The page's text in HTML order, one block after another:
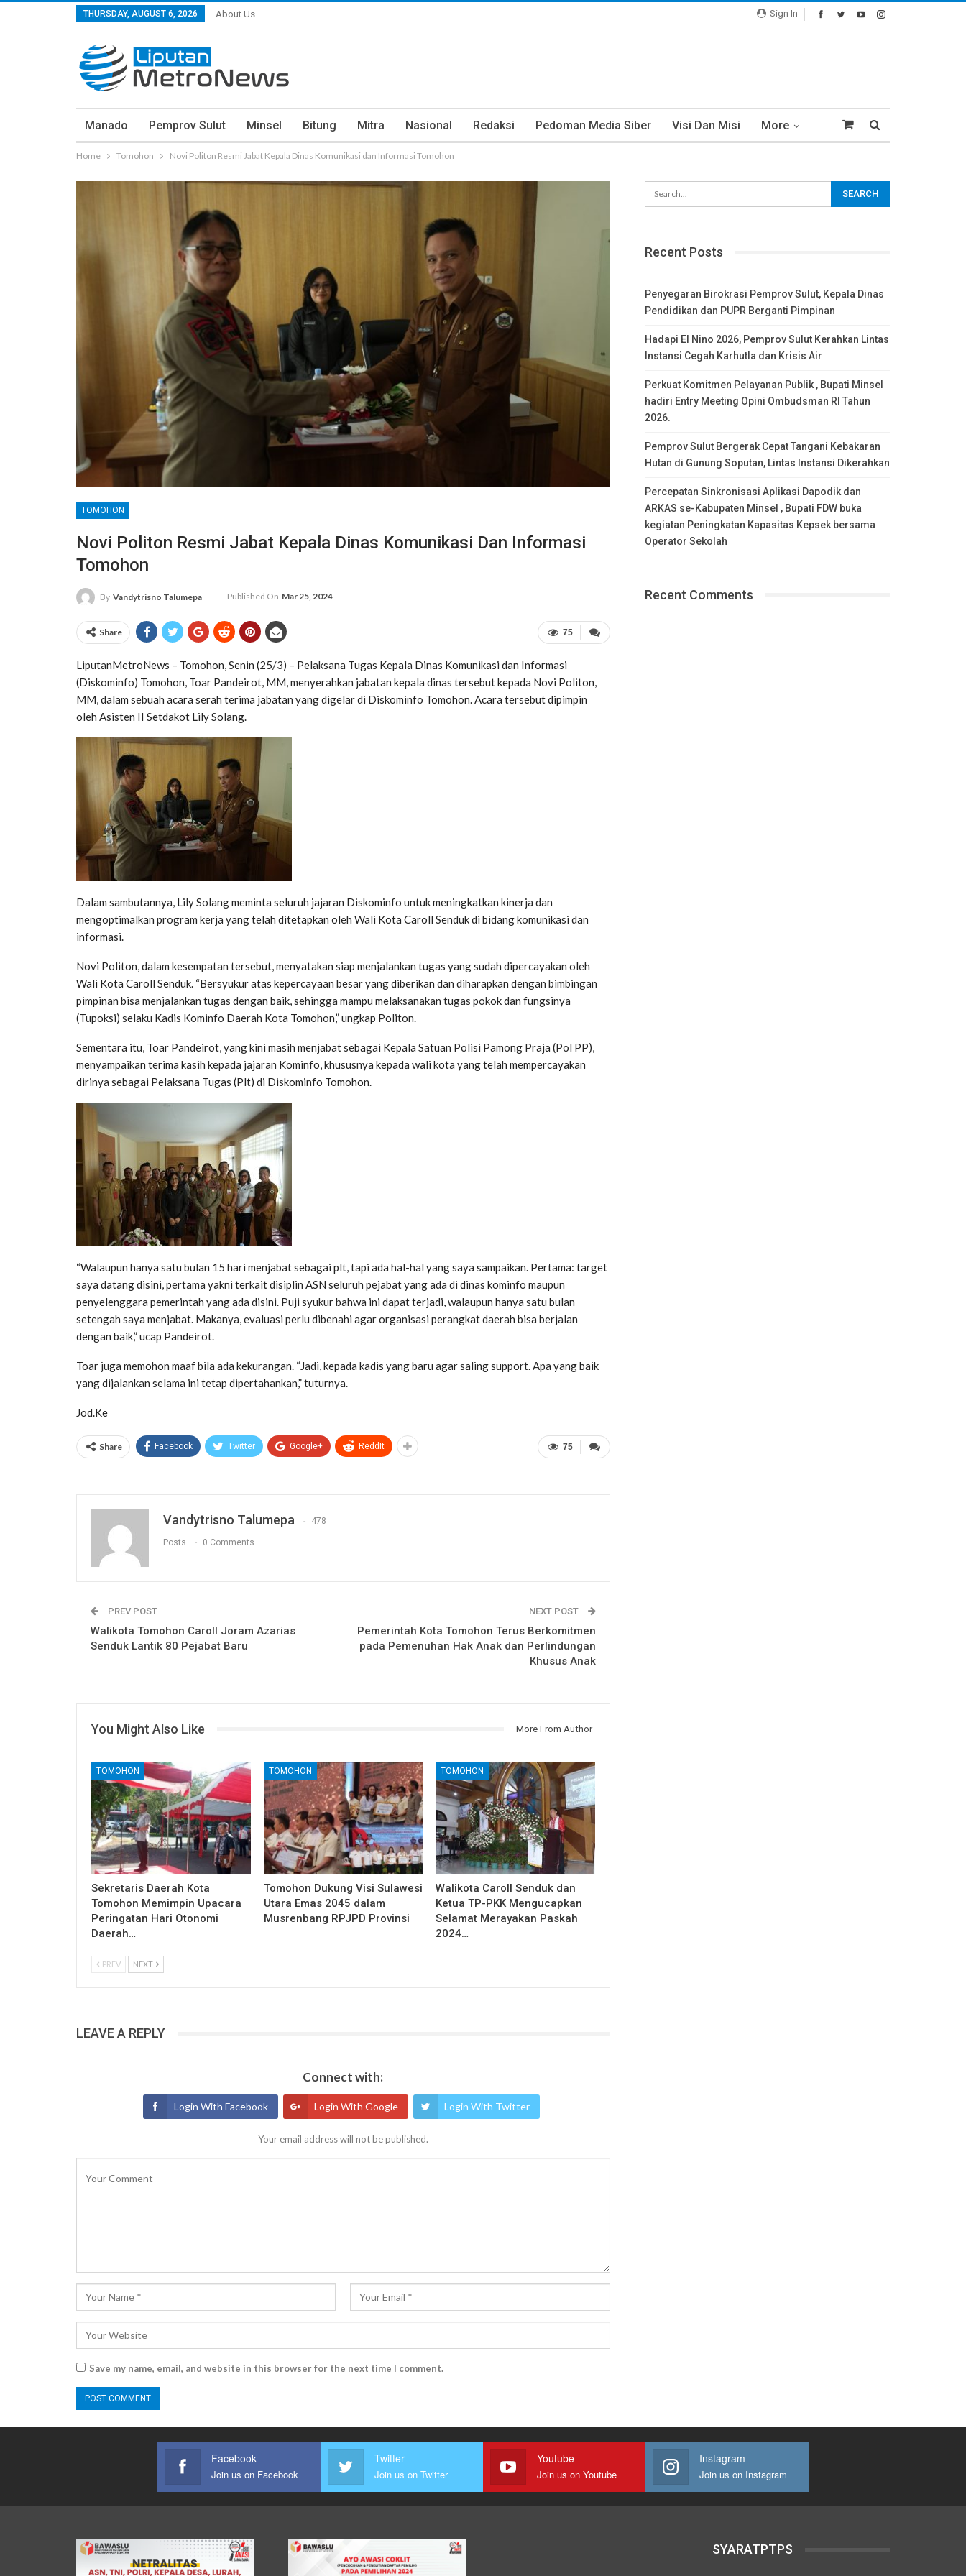
Sign In
THURSDAY, AUGUST 6, 2026 About Us
Manado Pemprov Sulut Minsel Bitung Mitra Nasional Redaksi Pedoman Media Siber Visi Dan Misi More
Home Tomohon Novi Politon Resmi Jabat Kepala Dinas Komunikasi dan Informasi Tomohon
TOMOHON
Novi Politon Resmi Jabat Kepala Dinas Komunikasi Dan Informasi
Tomohon
By Vandytrisno Talumepa Published On Mar 25, 2024
75
Share
LiputanMetroNews – Tomohon, Senin (25/3) – Pelaksana Tugas Kepala Dinas Komunikasi dan Informasi
(Diskominfo) Tomohon, Toar Pandeirot, MM, menyerahkan jabatan kepala dinas tersebut kepada Novi Politon,
MM, dalam sebuah acara serah terima jabatan yang digelar di Diskominfo Tomohon. Acara tersebut dipimpin
oleh Asisten II Setdakot Lily Solang.
Dalam sambutannya, Lily Solang meminta seluruh jajaran Diskominfo untuk meningkatkan kinerja dan
mengoptimalkan program kerja yang telah ditetapkan oleh Wali Kota Caroll Senduk di bidang komunikasi dan
informasi.
Novi Politon, dalam kesempatan tersebut, menyatakan siap menjalankan tugas yang sudah dipercayakan oleh
Wali Kota Caroll Senduk. “Bersyukur atas kepercayaan besar yang diberikan dan diharapkan dengan bimbingan
pimpinan bisa menjalankan tugas dengan baik, sehingga mampu melaksanakan tugas pokok dan fungsinya
(Tupoksi) selaku Kadis Kominfo Daerah Kota Tomohon,” ungkap Politon.
Sementara itu, Toar Pandeirot, yang kini masih menjabat sebagai Kepala Satuan Polisi Pamong Praja (Pol PP),
menyampaikan terima kasih kepada jajaran Kominfo, khususnya kepada wali kota yang telah mempercayakan
dirinya sebagai Pelaksana Tugas (Plt) di Diskominfo Tomohon.
“Walaupun hanya satu bulan 15 hari menjabat sebagai plt, tapi ada hal-hal yang saya sampaikan. Pertama: target
saya datang disini, pertama yakni terkait disiplin ASN seluruh pejabat yang ada di dinas kominfo maupun
penyelenggara pemerintah yang ada disini. Puji syukur bahwa ini dapat terjadi, walaupun hanya satu bulan
setengah saya menjabat. Makanya, evaluasi perlu dibenahi agar organisasi perangkat daerah bisa berjalan
dengan baik,” ucap Pandeirot.
Toar juga memohon maaf bila ada kekurangan. “Jadi, kepada kadis yang baru agar saling support. Apa yang baik
yang dijalankan selama ini tetap dipertahankan,” tuturnya.
Jod.Ke
75
Share Facebook Twitter Google+ ReddIt
Vandytrisno Talumepa 478
Posts 0 Comments
PREV POST
Walikota Tomohon Caroll Joram Azarias
Senduk Lantik 80 Pejabat Baru
NEXT POST
Pemerintah Kota Tomohon Terus Berkomitmen
pada Pemenuhan Hak Anak dan Perlindungan
Khusus Anak
You Might Also Like More From Author
TOMOHON
Sekretaris Daerah Kota
Tomohon Memimpin Upacara
Peringatan Hari Otonomi
Daerah…
TOMOHON
Tomohon Dukung Visi Sulawesi
Utara Emas 2045 dalam
Musrenbang RPJPD Provinsi
TOMOHON
Walikota Caroll Senduk dan
Ketua TP-PKK Mengucapkan
Selamat Merayakan Paskah
2024…
PREV NEXT
LEAVE A REPLY
Connect with:
Login With Facebook Login With Google Login With Twitter
Your email address will not be published.
Save my name, email, and website in this browser for the next time I comment.
Recent Posts
Penyegaran Birokrasi Pemprov Sulut, Kepala Dinas
Pendidikan dan PUPR Berganti Pimpinan
Hadapi El Nino 2026, Pemprov Sulut Kerahkan Lintas
Instansi Cegah Karhutla dan Krisis Air
Perkuat Komitmen Pelayanan Publik , Bupati Minsel
hadiri Entry Meeting Opini Ombudsman RI Tahun
2026.
Pemprov Sulut Bergerak Cepat Tangani Kebakaran
Hutan di Gunung Soputan, Lintas Instansi Dikerahkan
Percepatan Sinkronisasi Aplikasi Dapodik dan
ARKAS se-Kabupaten Minsel , Bupati FDW buka
kegiatan Peningkatan Kapasitas Kepsek bersama
Operator Sekolah
Recent Comments
Facebook
Join us on Facebook
Twitter
Join us on Twitter
Youtube
Join us on Youtube
Instagram
Join us on Instagram
SYARATPTPS